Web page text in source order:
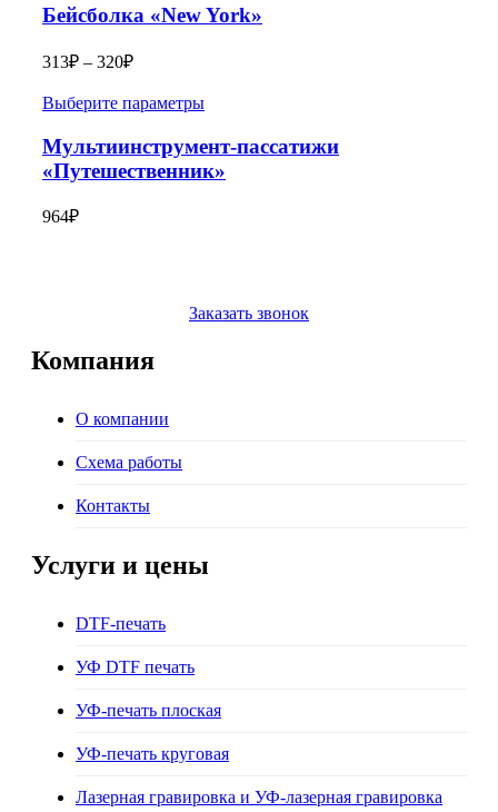
Бейсболка «New York»
313₽ – 320₽
Выберите параметры
Мультиинструмент-пассатижи
«Путешественник»
964₽
Заказать звонок
Компания
О компании
Схема работы
Контакты
Услуги и цены
DTF-печать
УФ DTF печать
УФ-печать плоская
УФ-печать круговая
Лазерная гравировка и УФ-лазерная гравировка